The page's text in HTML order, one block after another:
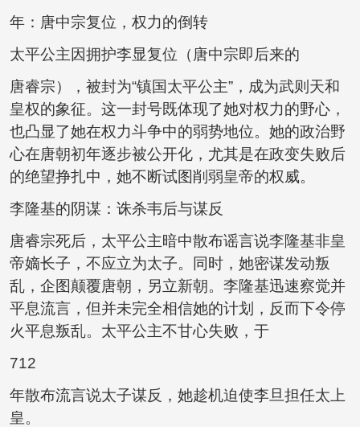
年：唐中宗复位，权力的倒转
太平公主因拥护李显复位（唐中宗即后来的
唐睿宗），被封为“镇国太平公主”，成为武则天和
皇权的象征。这一封号既体现了她对权力的野心，
也凸显了她在权力斗争中的弱势地位。她的政治野
心在唐朝初年逐步被公开化，尤其是在政变失败后
的绝望挣扎中，她不断试图削弱皇帝的权威。
李隆基的阴谋：诛杀韦后与谋反
唐睿宗死后，太平公主暗中散布谣言说李隆基非皇
帝嫡长子，不应立为太子。同时，她密谋发动叛
乱，企图颠覆唐朝，另立新朝。李隆基迅速察觉并
平息流言，但并未完全相信她的计划，反而下令停
火平息叛乱。太平公主不甘心失败，于
712
年散布流言说太子谋反，她趁机迫使李旦担任太上
皇。